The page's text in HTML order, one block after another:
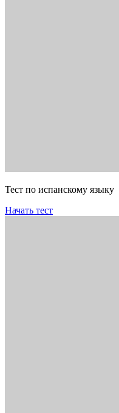
Тест по испанскому языку
Начать тест